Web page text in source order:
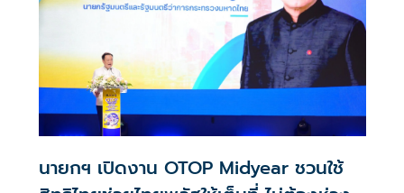
นายกฯ เปิดงาน OTOP Midyear ชวนใช้